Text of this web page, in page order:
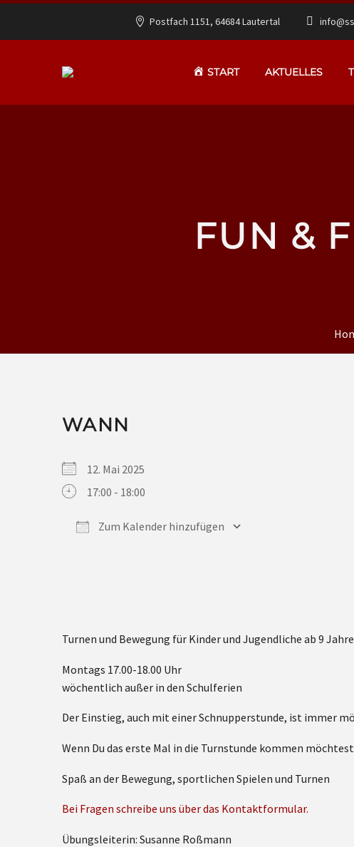
Postfach 1151, 64684 Lautertal
START AKTUELLES
FUN &
WANN
12. Mai 2025
17:00 - 18:00
Zum Kalender hinzufügen
Turnen und Bewegung für Kinder und Jugendliche ab 9
Montags 17.00-18.00 Uhr
wöchentlich außer in den Schulferien
Der Einstieg, auch mit einer Schnupperstunde, ist immer
Wenn Du das erste Mal in die Turnstunde kommen
Spaß an der Bewegung, sportlichen Spielen und Turnen
Bei Fragen schreibe uns über das Kontaktformular.
Übungsleiterin: Susanne Roßmann